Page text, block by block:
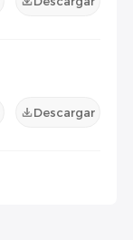
Descargar